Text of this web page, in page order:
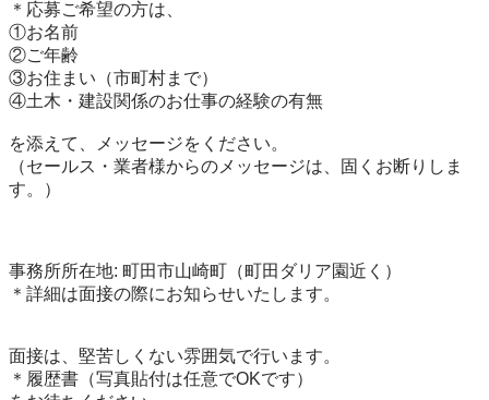
＊応募ご希望の方は、
①お名前
②ご年齢
③お住まい（市町村まで）
④土木・建設関係のお仕事の経験の有無
を添えて、メッセージをください。
（セールス・業者様からのメッセージは、固くお断りしま
す。）
事務所所在地: 町田市山崎町（町田ダリア園近く）
＊詳細は面接の際にお知らせいたします。
面接は、堅苦しくない雰囲気で行います。
＊履歴書（写真貼付は任意でOKです）